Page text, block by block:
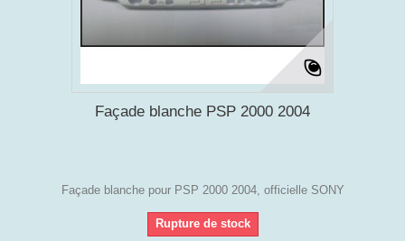
Façade blanche PSP 2000 2004
Façade blanche pour PSP 2000 2004, officielle SONY
Rupture de stock